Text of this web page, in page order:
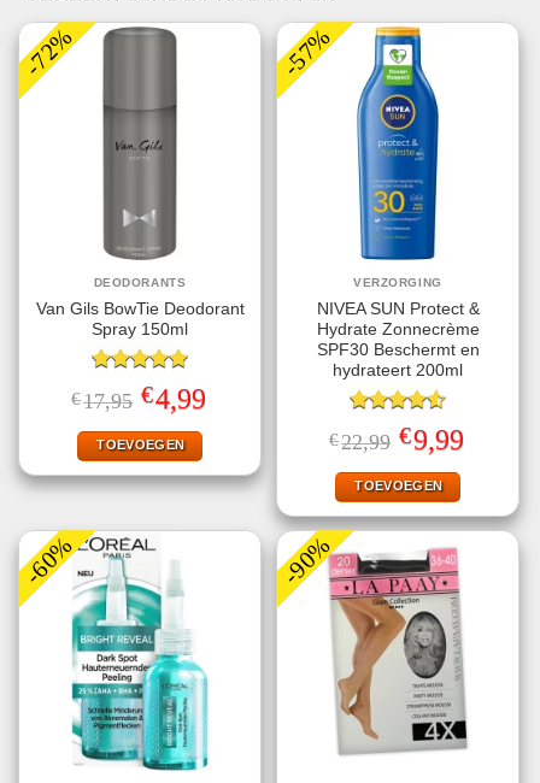
-72%
DEODORANTS
Van Gils BowTie Deodorant
Spray 150ml
Gewaardeerd
5.00uit 5
€17,95 Oorspronkelijke
prijs
was:
€17,95.
€4,99Huidige
prijs
TOEVOEGEN
-57%
VERZORGING
NIVEA SUN Protect &
Hydrate Zonnecrème
SPF30 Beschermt en
hydrateert 200ml
Gewaardeerd
4.56uit 5
€22,99 Oorspronkelijke
prijs
was:
€22,99.
€9,99Huidige
prijs
TOEVOEGEN
-60% -90%